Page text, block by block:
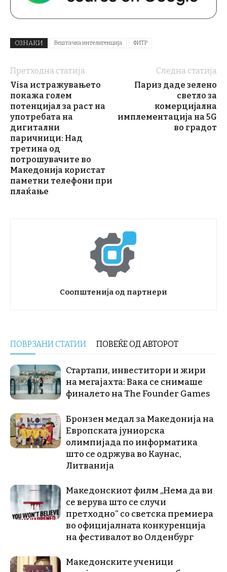
ОЗНАКИ Вештачка интелигенција ФИТР
Претходна статија
Visa истражувањето
покажа голем
потенцијал за раст на
употребата на
дигитални
паричници: Над
третина од
потрошувачите во
Македонија користат
паметни телефони при
плаќање
Следна статија
Париз даде зелено
светло за
комерцијална
имплементација на 5G
во градот
Соопштенија од партнери
ПОВРЗАНИ СТАТИИ ПОВЕЌЕ ОД АВТОРОТ
Стартапи, инвеститори и жири
на мегајахта: Вака се снимаше
финалето на The Founder Games
Бронзен медал за Македонија на
Европската јуниорска
олимпијада по информатика
што се одржува во Каунас,
Литванија
Македонскиот филм „Нема да ви
се верува што се случи
претходно“ со светска премиера
во официјалната конкуренција
на фестивалот во Олденбург
Македонските ученици